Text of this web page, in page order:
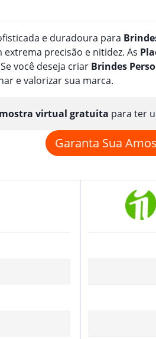
e duradoura para
precisão e nitidez. As
você deseja criar Brindes
e valorizar sua marca.
virtual gratuita para ter
Garanta Sua